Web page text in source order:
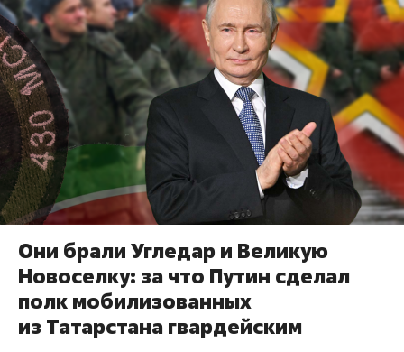
Они брали Угледар и Великую
Новоселку: за что Путин сделал
полк мобилизованных
из Татарстана гвардейским